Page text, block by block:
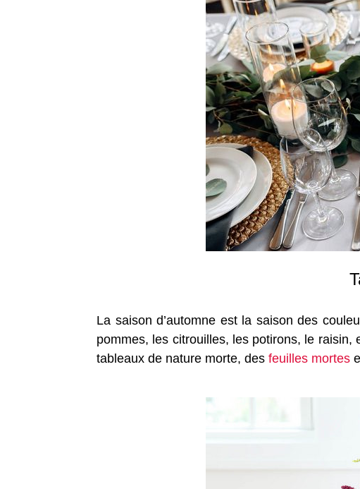
La saison d’automne est la saison des
pommes, les citrouilles, les potirons, le raisin,
tableaux de nature morte, des feuilles mortes